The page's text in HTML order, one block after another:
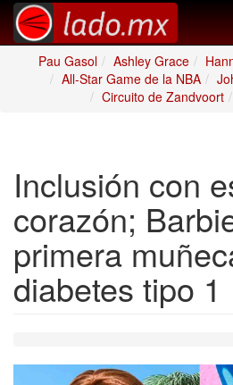
Pau Gasol
Ashley Grace
All-Star Game de la NBA
Circuito de Zandvoort
Inclusión con
corazón;
primera
diabetes tipo 1